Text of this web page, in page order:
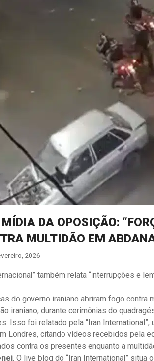
DA OPOSIÇÃO:
MULTIDÃO EM
2026
também relata “interrupções e
do governo iraniano abriram fogo contra
iraniano, durante cerimônias do
Isso foi relatado pela “Iran
Londres, citando vídeos recebidos pela
contra os presentes enquanto a
. O live blog do “Iran International”